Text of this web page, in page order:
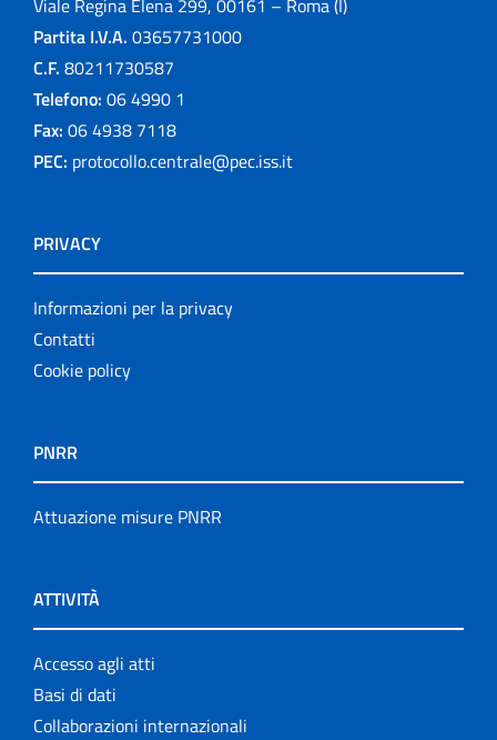
Viale Regina Elena 299, 00161 – Roma (I)
Partita I.V.A. 03657731000
C.F. 80211730587
Telefono: 06 4990 1
Fax: 06 4938 7118
PEC: protocollo.centrale@pec.iss.it
PRIVACY
Informazioni per la privacy
Contatti
Cookie policy
PNRR
Attuazione misure PNRR
ATTIVITÀ
Accesso agli atti
Basi di dati
Collaborazioni internazionali